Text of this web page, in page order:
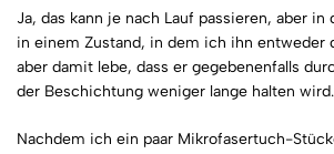
Ja, das kann je nach Lauf passieren, aber in
in einem Zustand, in dem ich ihn entweder
aber damit lebe, dass er gegebenenfalls
der Beschichtung weniger lange halten wird.
Nachdem ich ein paar Mikrofasertuch-